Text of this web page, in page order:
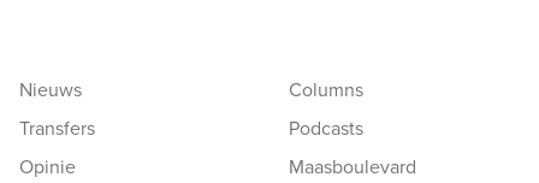
Nieuws
Transfers
Opinie
Columns
Podcasts
Maasboulevard